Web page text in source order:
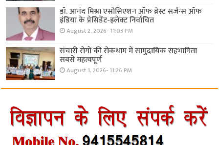
डॉ. आनंद मिश्रा एसोसिएशन ऑफ ब्रेस्ट सर्जन्स ऑफ
इंडिया के प्रेसिडेंट-इलेक्ट निर्वाचित
August 2, 2026- 11:03 PM
संचारी रोगों की रोकथाम में सामुदायिक सहभागिता
सबसे महत्वपूर्ण
August 1, 2026- 11:26 PM